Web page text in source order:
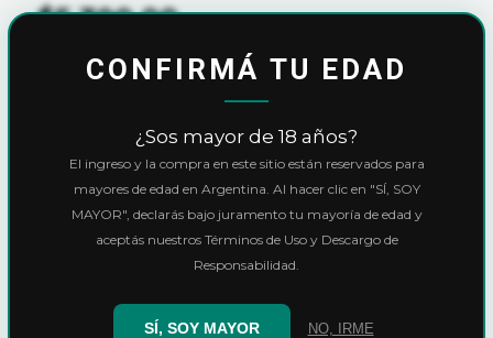
$5.300,00
10% OFF conTransferenciaoEfectivo
$4.770,00
Ver cuotas y descuentos
Cantidad
AGREGAR AL CARRITO
CONFIRMÁ TU EDAD
¿Sos mayor de 18 años?
El ingreso y la compra en este sitio están reservados para
mayores de edad en Argentina. Al hacer clic en "SÍ, SOY
MAYOR", declarás bajo juramento tu mayoría de edad y
aceptás nuestros Términos de Uso y Descargo de
Responsabilidad.
SÍ, SOY MAYOR NO, IRME